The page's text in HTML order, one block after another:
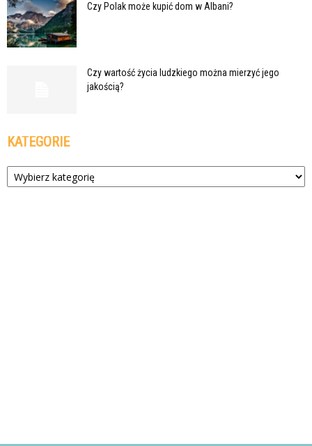
Czy Polak może kupić dom w Albani?
Czy wartość życia ludzkiego można mierzyć jego
jakością?
KATEGORIE
Kategorie